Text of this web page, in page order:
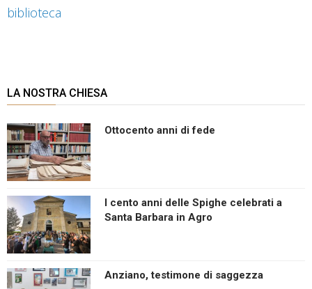
biblioteca
LA NOSTRA CHIESA
Ottocento anni di fede
I cento anni delle Spighe celebrati a
Santa Barbara in Agro
Anziano, testimone di saggezza